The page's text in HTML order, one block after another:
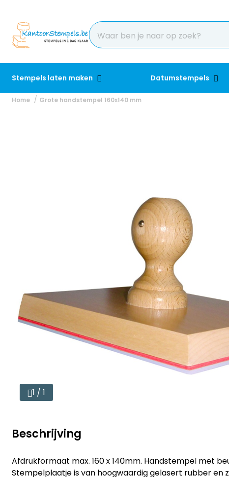
Stempels laten maken Datumstempels
Home Grote handstempel 160x140 mm
1 / 1
Beschrijving
Afdrukformaat max. 160 x 140mm. Handstempel met
Stempelplaatje is van hoogwaardig gelasert rubber en